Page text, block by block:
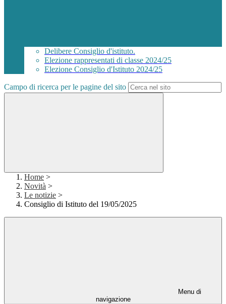
Delibere Consiglio d'istituto.
Elezione rappresentati di classe 2024/25
Elezione Consiglio d'Istituto 2024/25
Campo di ricerca per le pagine del sito
Home >
Novità >
Le notizie >
Consiglio di Istituto del 19/05/2025
Menu di
navigazione